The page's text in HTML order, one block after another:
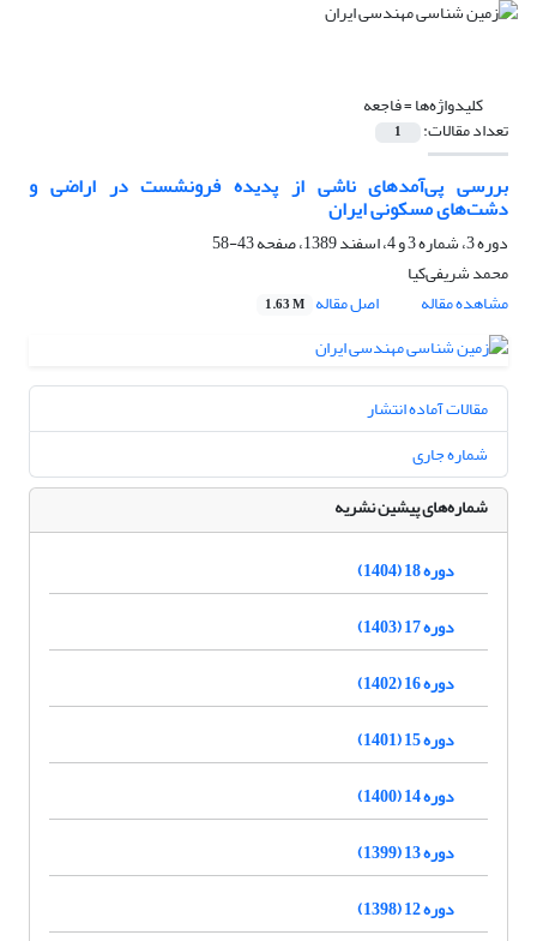
کلیدواژه‌ها =فاجعه
تعداد مقالات: 1
بررسی پی‌آمدهای ناشی از پدیده فرونشست در اراضی و
دشت‌های مسکونی ایران
دوره 3، شماره 3 و 4، اسفند 1389، صفحه
43-58
محمد شریفی‌کیا
مشاهده مقاله
اصل مقاله 1.63 M
مقالات آماده انتشار
شماره جاری
شماره‌های پیشین نشریه
دوره 18 (1404)
دوره 17 (1403)
دوره 16 (1402)
دوره 15 (1401)
دوره 14 (1400)
دوره 13 (1399)
دوره 12 (1398)